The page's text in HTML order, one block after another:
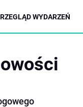
WYDARZEŃ